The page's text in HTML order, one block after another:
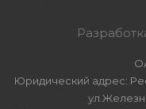
Юридический адрес: